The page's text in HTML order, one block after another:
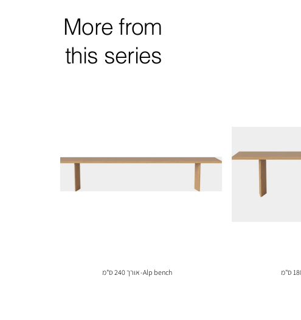
More from
this series
Alp bench- אורך 240 ס"מ